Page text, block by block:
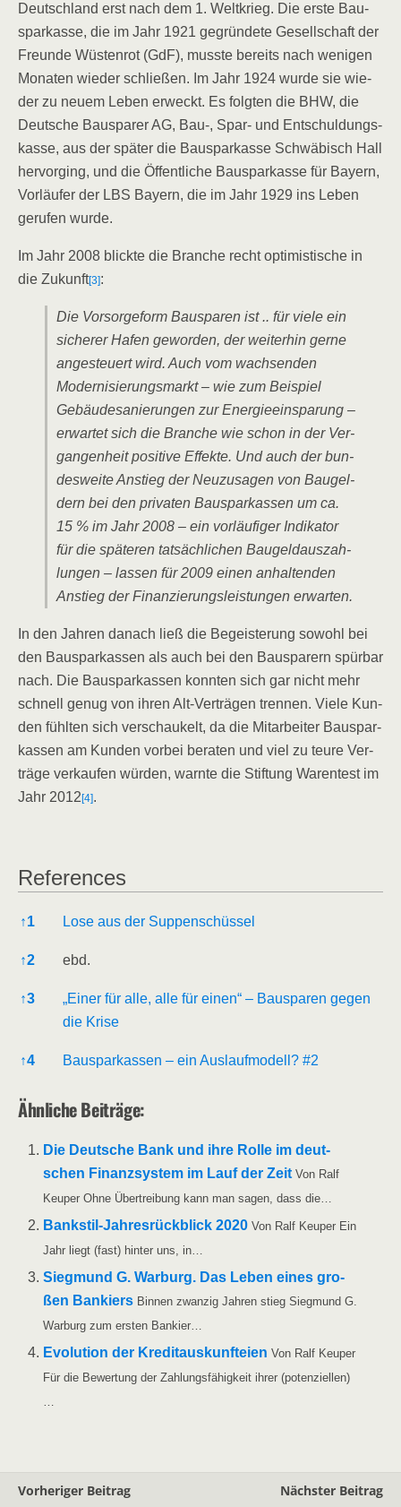
Deutsch­land erst nach dem 1. Welt­krieg. Die ers­te Bau­
spar­kas­se, die im Jahr 1921 gegrün­de­te Gesell­schaft der
Freun­de Wüs­ten­rot (GdF), muss­te bereits nach weni­gen
Mona­ten wie­der schlie­ßen. Im Jahr 1924 wur­de sie wie­
der zu neu­em Leben erweckt. Es folg­ten die BHW, die
Deut­sche Bau­spa­rer AG, Bau‑, Spar- und Ent­schul­dungs­
kas­se, aus der spä­ter die Bau­spar­kas­se Schwä­bisch Hall
her­vor­ging, und die Öffent­li­che Bau­spar­kas­se für Bay­ern,
Vor­läu­fer der LBS Bay­ern, die im Jahr 1929 ins Leben
geru­fen wurde.
Im Jahr 2008 blick­te die Bran­che recht opti­mis­ti­sche in
die Zukunft[3]:
Die Vor­sor­ge­form Bau­spa­ren ist .. für vie­le ein
siche­rer Hafen gewor­den, der wei­ter­hin ger­ne
ange­steu­ert wird. Auch vom wach­sen­den
Moder­ni­sie­rungs­markt – wie zum Bei­spiel
Gebäu­de­sa­nie­run­gen zur Ener­gie­ein­spa­rung –
erwar­tet sich die Bran­che wie schon in der Ver­
gan­gen­heit posi­ti­ve Effek­te. Und auch der bun­
des­wei­te Anstieg der Neu­zu­sa­gen von Bau­gel­
dern bei den pri­va­ten Bau­spar­kas­sen um ca.
15 % im Jahr 2008 – ein vor­läu­fi­ger Indi­ka­tor
für die spä­te­ren tat­säch­li­chen Bau­geld­aus­zah­
lun­gen – las­sen für 2009 einen anhal­ten­den
Anstieg der Finan­zie­rungs­leis­tun­gen erwarten.
In den Jah­ren danach ließ die Begeis­te­rung sowohl bei
den Bau­spar­kas­sen als auch bei den Bau­spa­rern spür­bar
nach. Die Bau­spar­kas­sen konn­ten sich gar nicht mehr
schnell genug von ihren Alt-Ver­trä­gen tren­nen. Vie­le Kun­
den fühl­ten sich ver­schau­kelt, da die Mit­ar­bei­ter Bau­spar­
kas­sen am Kun­den vor­bei bera­ten und viel zu teu­re Ver­
trä­ge ver­kau­fen wür­den, warn­te die Stif­tung Waren­test im
Jahr 2012 [4].
Refe­ren­ces
Refe­ren­ces
↑1 Lose aus der Suppenschüssel
↑2 ebd.
↑3
„Einer für alle, alle für einen“ – Bau­spa­ren gegen
die Krise
↑4 Bau­spar­kas­sen – ein Aus­lauf­mo­dell? #2
Ähn­li­che Beiträge:
Die Deut­sche Bank und ihre Rol­le im deut­
schen Finanz­sys­tem im Lauf der Zeit Von Ralf
Keu­per Ohne Über­trei­bung kann man sagen, dass die…
Ban­k­­stil-Jah­­res­rück­­blick 2020 Von Ralf Keu­per Ein
Jahr liegt (fast) hin­ter uns, in…
Sieg­mund G. War­burg. Das Leben eines gro­
ßen Ban­kiers Bin­nen zwan­zig Jah­ren stieg Sieg­mund G.
War­burg zum ers­ten Bankier…
Evo­lu­ti­on der Kre­dit­aus­kunftei­en Von Ralf Keu­per
Für die Bewer­tung der Zah­lungs­fä­hig­keit ihrer (poten­zi­el­len)
…
Vorheriger Beitrag
Nächster Beitrag